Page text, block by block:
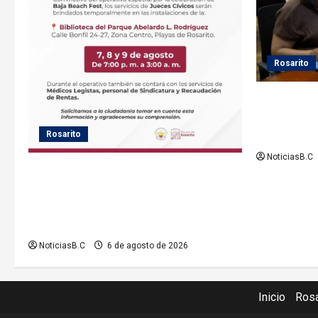
Rosarito
NoticiasB.C 6 de agosto de 2026
Rosarito
NoticiasB.C
Inicio